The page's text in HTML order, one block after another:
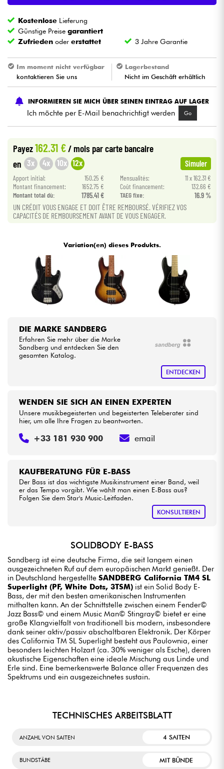
Blasinstrumente
Violinen & Quartett
HiFi
Bundle
Sehen Sie sich unsere Marken an
Kostenlose Lieferung
Günstige Preisegarantiert
Zufrieden odererstattet 3 Jahre Garantie
Im moment nicht verfügbar
kontaktieren Sie uns
Lagerbestand
Nicht im Geschäft erhältlich
INFORMIEREN SIE MICH ÜBER SEINEN EINTRAG AUF LAGER
Ich möchte per E-Mail benachrichtigt werden Go
Payez162.31 €/ mois par carte bancaire
en 3x 4x 10x 12x Simuler
Apport initial: 150.25 € Mensualités:
11 x 162.31 €
Montant financement:
1652.75 € Coût financement:
132.66 €
Montant total dù:
1785.41 € TAEG fixe: 16.9 %
UN CRÉDIT VOUS ENGAGE ET DOIT ÊTRE REMBOURSÉ. VÉRIFIEZ VOS
CAPACITÉS DE REMBOURSEMENT AVANT DE VOUS ENGAGER.
Variation(en) dieses Produkts.
DIE MARKE SANDBERG
Erfahren Sie mehr über die Marke
Sandberg und entdecken Sie den
gesamten Katalog.
ENTDECKEN
KAUFBERATUNG FÜR E-BASS
Der Bass ist das wichtigste Musikinstrument einer Band, weil
er das Tempo vorgibt. Wie wählt man einen E-Bass aus?
Folgen Sie dem Star's Music-Leitfaden.
KONSULTIEREN
WENDEN SIE SICH AN EINEN EXPERTEN
Unsere musikbegeisterten und begeisterten Teleberater sind
hier, um alle Ihre Fragen zu beantworten.
+33 181 930 900 email
SOLIDBODY E-BASS
Sandberg ist eine deutsche Firma, die seit langem einen
ausgezeichneten Ruf auf dem europäischen Markt genießt. Der
in Deutschland hergestellte SANDBERG California TM4 SL
Superlight (PF, White Dots, 3TSM) ist ein Solid Body E-
Bass, der mit den besten amerikanischen Instrumenten
mithalten kann. An der Schnittstelle zwischen einem Fender©
Jazz Bass© und einem Music Man© Stingray© bietet er eine
große Klangvielfalt von traditionell bis modern, insbesondere
dank seiner aktiv/passiv abschaltbaren Elektronik. Der Körper
des California TM SL Superlight besteht aus Paulownia, einer
besonders leichten Holzart (ca. 30% weniger als Esche), deren
akustische Eigenschaften eine ideale Mischung aus Linde und
Erle sind. Eine bemerkenswerte Balance aller Frequenzen des
Spektrums und ein ausgezeichnetes sustain.
TECHNISCHES ARBEITSBLATT
ANZAHL VON SAITEN 4 SAITEN
BUNDSTÄBE MIT BÜNDE